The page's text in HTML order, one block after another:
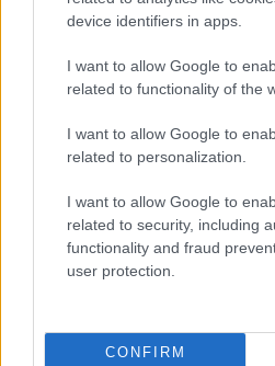
device identifiers in apps.
I want to allow Google to
related to functionality of the
I want to allow Google to
related to personalization.
I want to allow Google to
related to security, including
functionality and fraud
user protection.
CONFIRM
Projekt rodinného domu